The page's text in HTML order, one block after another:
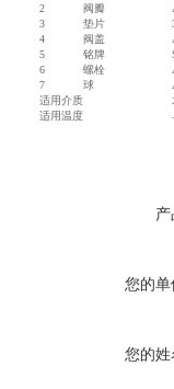
2
阀瓣
3
垫片
4
阀盖
5
铭牌
6
螺栓
7
球
适用介质
适用温度
您的单
您的姓